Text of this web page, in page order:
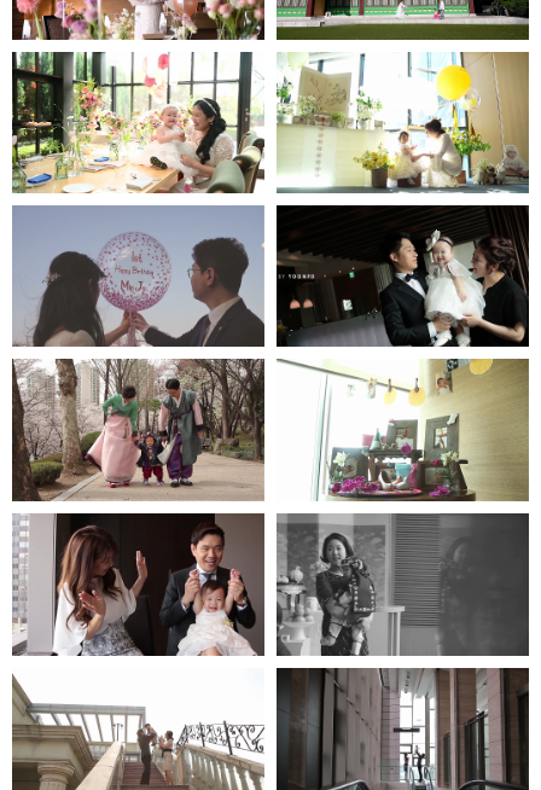
JW메리어트호텔 -
인스타1분영상
그랜드인터컨티넨탈호텔-
인스타1분영상
한강오엔 - 인스타 1분영상 엘타워
더다이닝호스 워커힐-모에기
프라자호텔 파크하얏트호텔
파티오나인 엘타워